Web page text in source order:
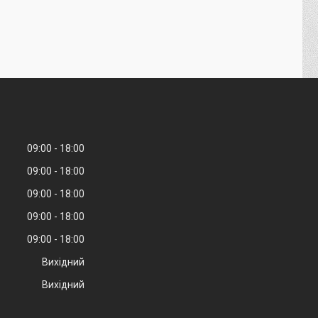
09:00
18:00
09:00
18:00
09:00
18:00
09:00
18:00
09:00
18:00
Вихідний
Вихідний